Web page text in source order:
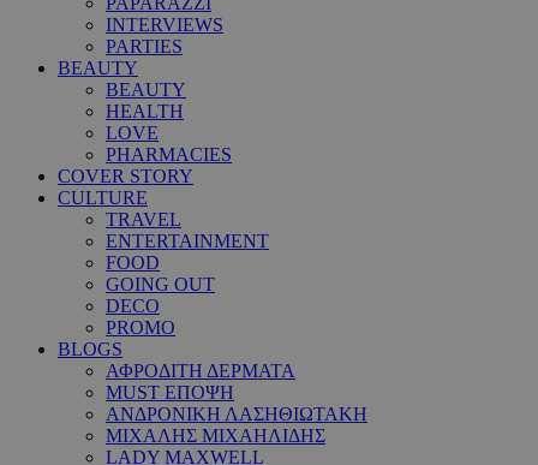
INTERVIEWS
PARTIES
BEAUTY
BEAUTY
HEALTH
LOVE
PHARMACIES
COVER STORY
CULTURE
TRAVEL
ENTERTAINMENT
FOOD
GOING OUT
DECO
PROMO
BLOGS
ΑΦΡΟΔΙΤΗ ΔΕΡΜΑΤΑ
MUST ΕΠΟΨΗ
ΑΝΔΡΟΝΙΚΗ ΛΑΣΗΘΙΩΤΑΚΗ
ΜΙΧΑΛΗΣ ΜΙΧΑΗΛΙΔΗΣ
LADY MAXWELL